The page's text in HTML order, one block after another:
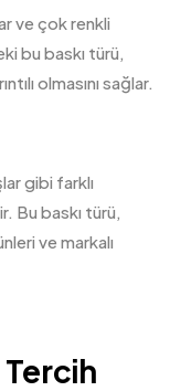
ve çok renkli
bu baskı türü,
olmasını sağlar.
gibi farklı
Bu baskı türü,
ve markalı
Tercih